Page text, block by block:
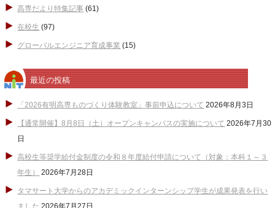
高専だより特集記事 (61)
在校生 (97)
グローバルエンジニア育成事業 (15)
最近の投稿
「2026有明高専ものづくり体験教室」事前申込について 2026年8月3日
【通常開催】8月8日（土）オープンキャンパスの実施について 2026年7月30
日
高校生等奨学給付金制度の令和８年度給付申請について（対象：本科１～３
年生）
2026年7月28日
タマサート大学からのアカデミックインターンシップ学生が成果発表を行い
ました 2026年7月27日